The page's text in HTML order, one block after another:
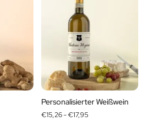
Personalisierter Weißwein
€15,26 -€17,95